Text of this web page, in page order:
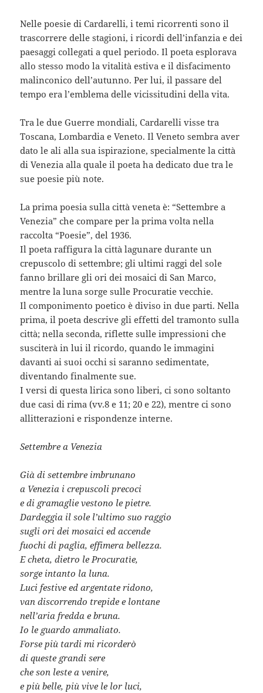
Nelle poesie di Cardarelli, i temi ricorrenti sono il
trascorrere delle stagioni, i ricordi dell’infanzia e dei
paesaggi collegati a quel periodo. Il poeta esplorava
allo stesso modo la vitalità estiva e il disfacimento
malinconico dell’autunno. Per lui, il passare del
tempo era l’emblema delle vicissitudini della vita.
Tra le due Guerre mondiali, Cardarelli visse tra
Toscana, Lombardia e Veneto. Il Veneto sembra aver
dato le ali alla sua ispirazione, specialmente la città
di Venezia alla quale il poeta ha dedicato due tra le
sue poesie più note.
La prima poesia sulla città veneta è: “Settembre a
Venezia” che compare per la prima volta nella
raccolta “Poesie”, del 1936.
Il poeta raffigura la città lagunare durante un
crepuscolo di settembre; gli ultimi raggi del sole
fanno brillare gli ori dei mosaici di San Marco,
mentre la luna sorge sulle Procuratie vecchie.
Il componimento poetico è diviso in due parti. Nella
prima, il poeta descrive gli effetti del tramonto sulla
città; nella seconda, riflette sulle impressioni che
susciterà in lui il ricordo, quando le immagini
davanti ai suoi occhi si saranno sedimentate,
diventando finalmente sue.
I versi di questa lirica sono liberi, ci sono soltanto
due casi di rima (vv.8 e 11; 20 e 22), mentre ci sono
allitterazioni e rispondenze interne.
Settembre a Venezia
Già di settembre imbrunano
a Venezia i crepuscoli precoci
e di gramaglie vestono le pietre.
Dardeggia il sole l’ultimo suo raggio
sugli ori dei mosaici ed accende
fuochi di paglia, effimera bellezza.
E cheta, dietro le Procuratìe,
sorge intanto la luna.
Luci festive ed argentate ridono,
van discorrendo trepide e lontane
nell’aria fredda e bruna.
Io le guardo ammaliato.
Forse più tardi mi ricorderò
di queste grandi sere
che son leste a venire,
e più belle, più vive le lor luci,